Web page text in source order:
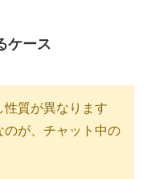
ケース
質が異なります
のが、チャット中の